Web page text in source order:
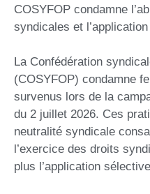
COSYFOP condamne
syndicales et
La Confédération
(COSYFOP) condamne
survenus lors de la
du 2 juillet 2026. Ces
neutralité syndicale
l’exercice des droits
plus l’application